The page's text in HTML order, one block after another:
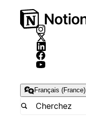
Français (France)